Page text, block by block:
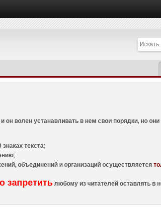
и он волен устанавливать в нем свои порядки, но
текста;
;
объединений и организаций осуществляется
запретить любому из читателей оставлять в